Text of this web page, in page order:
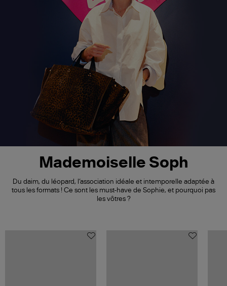
Mademoiselle Soph
Du daim, du léopard, l’association idéale et intemporelle adaptée à
tous les formats ! Ce sont les must-have de Sophie, et pourquoi pas
les vôtres ?